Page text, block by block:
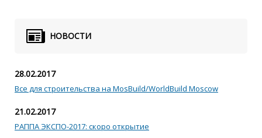
НОВОСТИ
28.02.2017
Все для строительства на MosBuild/WorldBuild Moscow
21.02.2017
РАППА ЭКСПО-2017: скоро открытие